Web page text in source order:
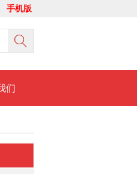
手机版
们